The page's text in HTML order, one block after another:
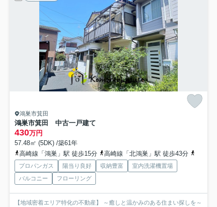
鴻巣市箕田
鴻巣市箕田 中古一戸建て
430万円
57.48㎡ (5DK) /築61年
高崎線「鴻巣」駅 徒歩15分
高崎線「北鴻巣」駅 徒歩43分
プロパンガス 陽当り良好 収納豊富
室内洗濯機置場
バルコニー
フローリング
【地域密着エリア特化の不動産】 ～癒しと温かみのある住まい探しを～